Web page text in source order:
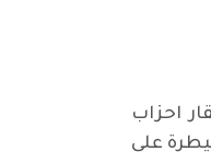
احزاب
على